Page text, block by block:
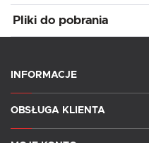
Pliki do pobrania
INFORMACJE
OBSŁUGA KLIENTA